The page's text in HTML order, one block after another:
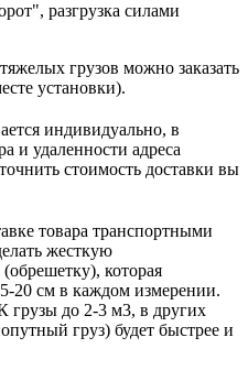
разгрузка силами
грузов можно заказать
установки).
индивидуально, в
и удаленности адреса
стоимость доставки вы
товара транспортными
жесткую
которая
20 см в каждом измерении.
грузы до 2-3 м3, в других
груз) будет быстрее и